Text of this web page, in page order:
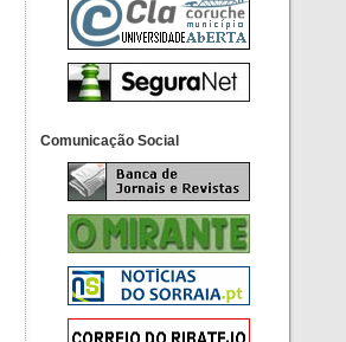
Comunicação Social